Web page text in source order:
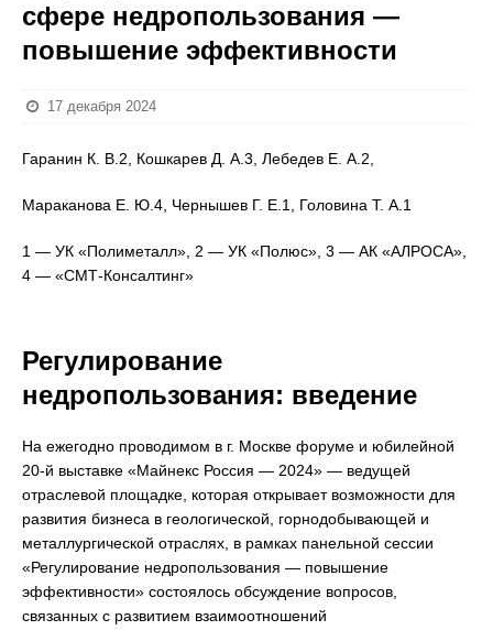
сфере недропользования —
повышение эффективности
17 декабря 2024
Гаранин К. В.2, Кошкарев Д. А.3, Лебедев Е. А.2,
Мараканова Е. Ю.4, Чернышев Г. Е.1, Головина Т. А.1
1 — УК «Полиметалл», 2 — УК «Полюс», 3 — АК «АЛРОСА»,
4 — «СМТ-Консалтинг»
Регулирование
недропользования: введение
На ежегодно проводимом в г. Москве форуме и юбилейной
20-й выставке «Майнекс Россия — 2024» — ведущей
отраслевой площадке, которая открывает возможности для
развития бизнеса в геологической, горнодобывающей и
металлургической отраслях, в рамках панельной сессии
«Регулирование недропользования — повышение
эффективности» состоялось обсуждение вопросов,
связанных с развитием взаимоотношений